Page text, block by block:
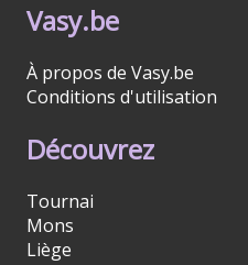
Vasy.be
À propos de Vasy.be
Conditions d'utilisation
Découvrez
Tournai
Mons
Liège